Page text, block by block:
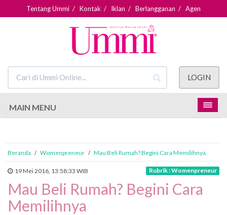
Tentang Ummi / Kontak / Iklan / Berlangganan / Agen
LOGIN
MAIN MENU
Beranda / Womenpreneur / Mau Beli Rumah? Begini Cara Memilihnya
19 Mei 2016, 13:58:33 WIB Rubrik : Womenpreneur
Mau Beli Rumah? Begini Cara
Memilihnya